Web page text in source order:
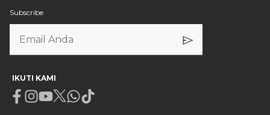
Subscribe
IKUTI KAMI
Facebook
Instagram
Youtube
X Whatsapp
Tiktok